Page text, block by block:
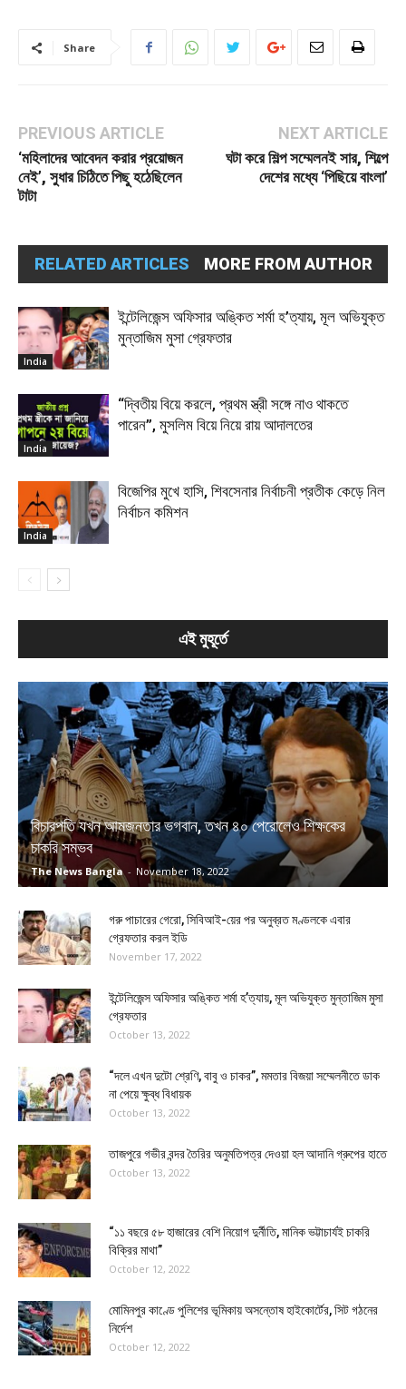
Share
PREVIOUS ARTICLE
‘মহিলাদের আবেদন করার প্রয়োজন
নেই’, সুধার চিঠিতে পিছু হঠেছিলেন
টাটা
NEXT ARTICLE
ঘটা করে শিল্প সম্মেলনই সার, শিল্পে
দেশের মধ্যে ‘পিছিয়ে বাংলা’
RELATED ARTICLES MORE FROM AUTHOR
India
ইন্টেলিজেন্স অফিসার অঙ্কিত শর্মা হ’ত্যায়, মূল অভিযুক্ত
মুন্তাজিম মুসা গ্রেফতার
India
“দ্বিতীয় বিয়ে করলে, প্রথম স্ত্রী সঙ্গে নাও থাকতে
পারেন”, মুসলিম বিয়ে নিয়ে রায় আদালতের
India
বিজেপির মুখে হাসি, শিবসেনার নির্বাচনী প্রতীক কেড়ে নিল
নির্বাচন কমিশন
এই মুহূর্তে
বিচারপতি যখন আমজনতার ভগবান, তখন ৪০ পেরোলেও শিক্ষকের
চাকরি সম্ভব
The News Bangla - November 18, 2022
গরু পাচারের গেরো, সিবিআই-য়ের পর অনুব্রত মণ্ডলকে এবার
গ্রেফতার করল ইডি
November 17, 2022
ইন্টেলিজেন্স অফিসার অঙ্কিত শর্মা হ’ত্যায়, মূল অভিযুক্ত মুন্তাজিম মুসা
গ্রেফতার
October 13, 2022
“দলে এখন দুটো শ্রেণি, বাবু ও চাকর”, মমতার বিজয়া সম্মেলনীতে ডাক
না পেয়ে ক্ষুব্ধ বিধায়ক
October 13, 2022
তাজপুরে গভীর বন্দর তৈরির অনুমতিপত্র দেওয়া হল আদানি গ্রুপের হাতে
October 13, 2022
“১১ বছরে ৫৮ হাজারের বেশি নিয়োগ দুর্নীতি, মানিক ভট্টাচার্যই চাকরি
বিক্রির মাথা”
October 12, 2022
মোমিনপুর কাণ্ডে পুলিশের ভূমিকায় অসন্তোষ হাইকোর্টের, সিট গঠনের
নির্দেশ
October 12, 2022